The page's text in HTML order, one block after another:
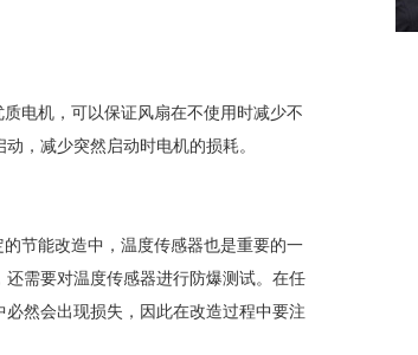
电机，可以保证风扇在不使用时减少不
，减少突然启动时电机的损耗。
节能改造中，温度传感器也是重要的一
需要对温度传感器进行防爆测试。在任
然会出现损失，因此在改造过程中要注